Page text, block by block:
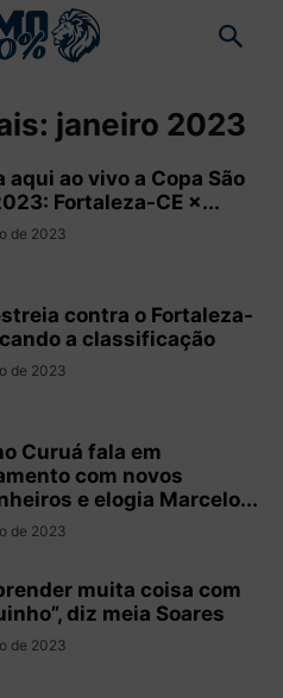
janeiro 2023
aqui ao vivo a Copa São
Fortaleza-CE ×...
de 2023
contra o Fortaleza-
a classificação
de 2023
Curuá fala em
com novos
e elogia Marcelo...
de 2023
muita coisa com
diz meia Soares
de 2023